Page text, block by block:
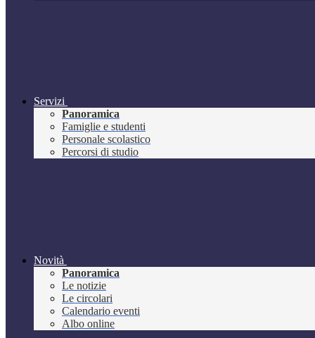
Servizi
Panoramica
Famiglie e studenti
Personale scolastico
Percorsi di studio
Novità
Panoramica
Le notizie
Le circolari
Calendario eventi
Albo online